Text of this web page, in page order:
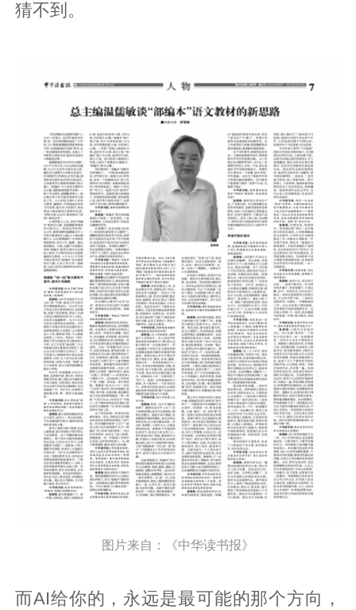
猜不到。
图片来自：《中华读书报》
而AI给你的，永远是最可能的那个方向，